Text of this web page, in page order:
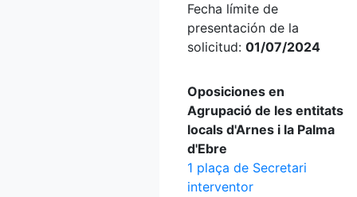
Fecha límite de
presentación de la
solicitud: 01/07/2024
Oposiciones en
Agrupació de les entitats
locals d'Arnes i la Palma
d'Ebre
1 plaça de Secretari
interventor